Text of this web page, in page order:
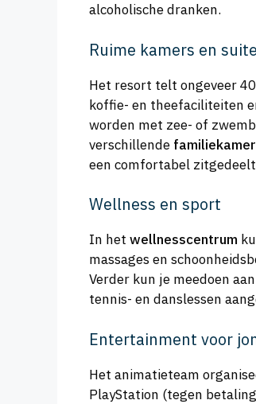
alcoholische dranken.
Ruime kamers en
Het resort telt ongeveer
koffie- en theefaciliteiten
worden met zee- of
verschillende
een comfortabel
Wellness en sport
In het wellnesscentrum
massages en
Verder kun je meedoen
tennis- en danslessen
Entertainment voor
Het animatieteam
PlayStation (tegen